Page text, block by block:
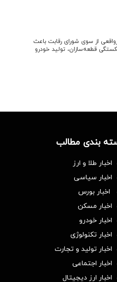
از سوی شورای رقابت باعث
قطعه‌سازان، تولید خودرو
بندی مطالب
اخبار طلا و ارز
اخبار سیاسی
اخبار بورس
اخبار مسکن
اخبار خودرو
اخبار تکنولوژی
اخبار تولید و تجارت
اخبار اجتماعی
اخبار ارز دیجیتال